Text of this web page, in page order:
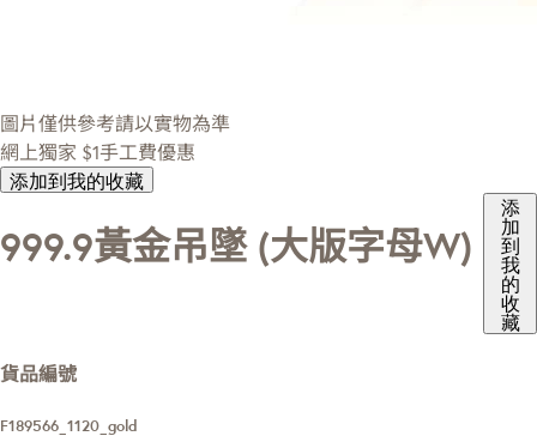
圖片僅供參考請以實物為準
網上獨家 $1手工費優惠
添加到我的收藏
999.9黃金吊墜 (大版字母W)
添
加
到
我
的
收
藏
貨品編號
F189566_1120_gold